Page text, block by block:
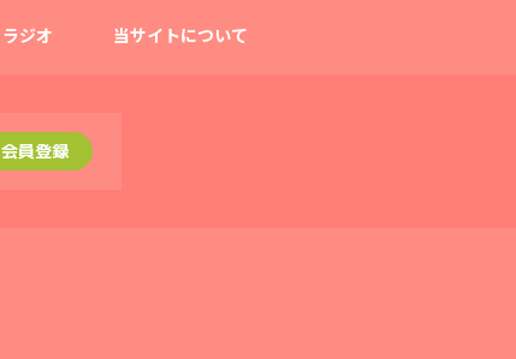
ラジオ 当サイトについて
会員登録